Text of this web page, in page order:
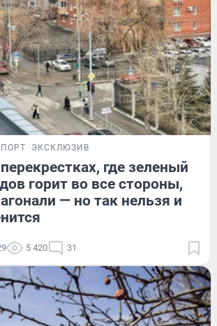
ЭКСКЛЮЗИВ
где зеленый
горит во все стороны,
— но так нельзя и
5 420 31